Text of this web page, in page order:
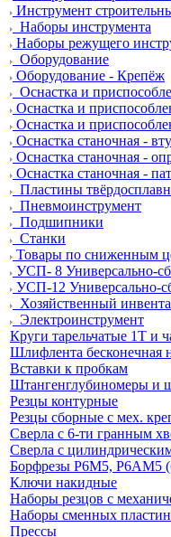
Инструмент
Наборы инструмента
Наборы режущего
Оборудование
Оборудование - Крепёж
Оснастка и
Оснастка и
Оснастка и
Оснастка станочная -
Оснастка станочная -
Оснастка станочная -
Пластины
Пневмоинструмент
Подшипники
Станки
Товары по сниженным
УСП- 8 Универсально-
УСП-12 Универсально-
Хозяйственный
Электроинструмент
Круги тарельчатые 1Т и
Шлифлента бесконечная
Вставки к пробкам
Штангенглубиномеры и
Резцы контурные
Резцы сборные с мех.
Сверла с 6-ти гранным
Сверла с
Борфрезы Р6М5, Р6АМ5
Ключи накидные
Наборы резцов с
Наборы сменных пластин
Прессы